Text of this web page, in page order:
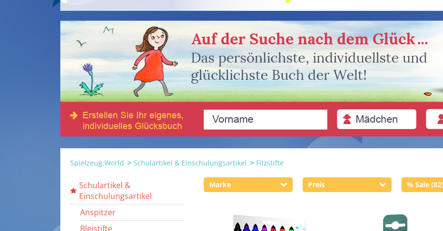
Spielzeug.World Schulartikel & Einschulungsartikel Filzstifte
Schulartikel &
Einschulungsartikel
Anspitzer
Bleistifte
Marke Preis % Sale